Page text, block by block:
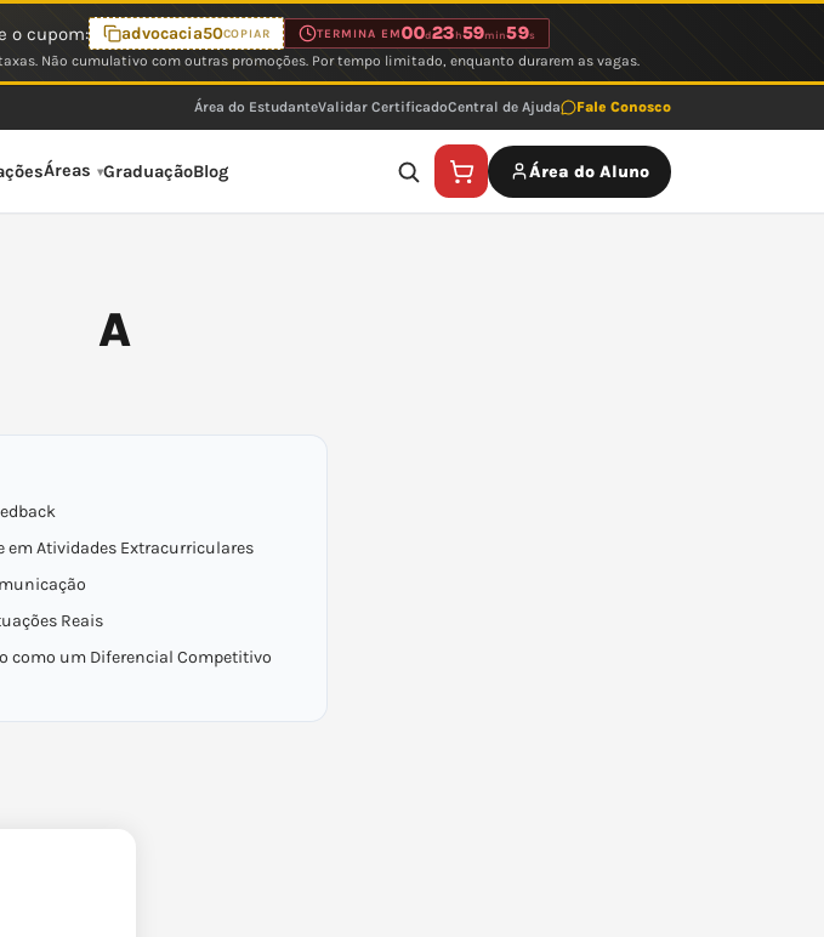
o cupom: advocacia50COPIAR TERMINA EM00d23 h59min59s
Não cumulativo com outras promoções. Por tempo limitado, enquanto durarem as vagas.
Área do EstudanteValidar CertificadoCentral de Ajuda Fale Conosco
Áreas GraduaçãoBlog Área do Aluno
A
em Atividades Extracurriculares
Reais
como um Diferencial Competitivo